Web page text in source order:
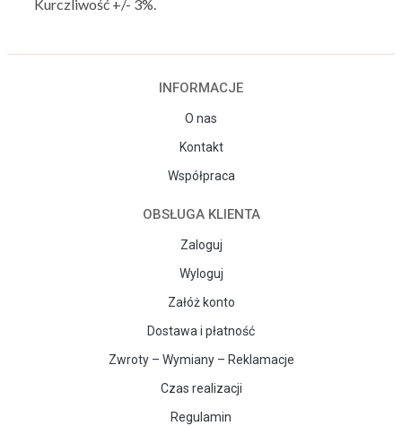
Kurczliwość +/- 3%.
INFORMACJE
O nas
Kontakt
Współpraca
OBSŁUGA KLIENTA
Zaloguj
Wyloguj
Załóż konto
Dostawa i płatność
Zwroty – Wymiany – Reklamacje
Czas realizacji
Regulamin